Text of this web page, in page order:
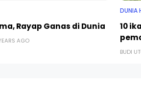
Rayap Ganas di Dunia
AGO
DUNIA
10
BUDI